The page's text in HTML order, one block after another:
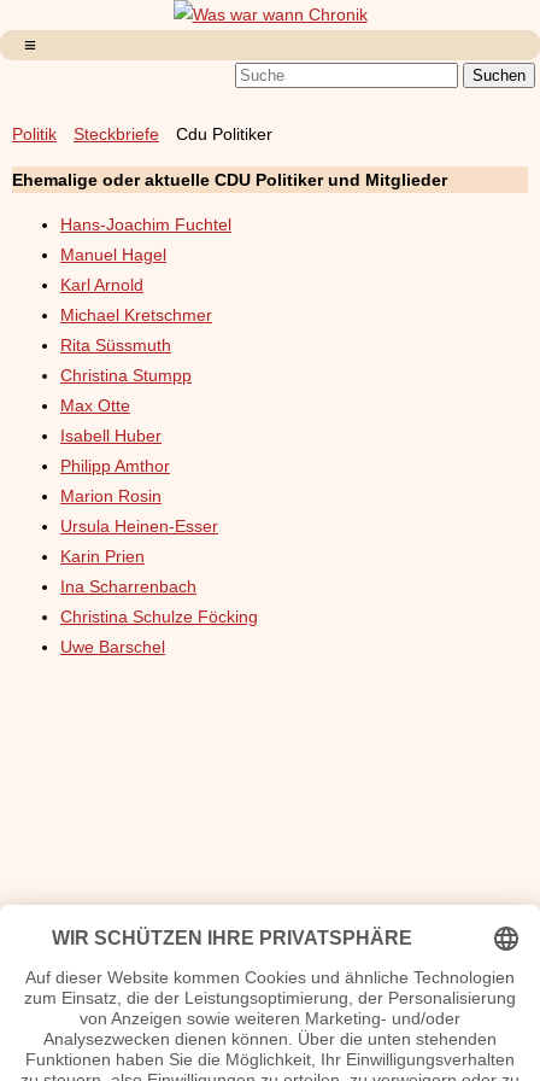
Politik Steckbriefe Cdu Politiker
Ehemalige oder aktuelle CDU Politiker und Mitglieder
Hans-Joachim Fuchtel
Manuel Hagel
Karl Arnold
Michael Kretschmer
Rita Süssmuth
Christina Stumpp
Max Otte
Isabell Huber
Philipp Amthor
Marion Rosin
Ursula Heinen-Esser
Karin Prien
Ina Scharrenbach
Christina Schulze Föcking
Uwe Barschel